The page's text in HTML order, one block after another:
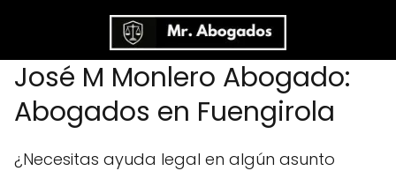
José M Monlero Abogado:
Abogados en Fuengirola
¿Necesitas ayuda legal en algún asunto